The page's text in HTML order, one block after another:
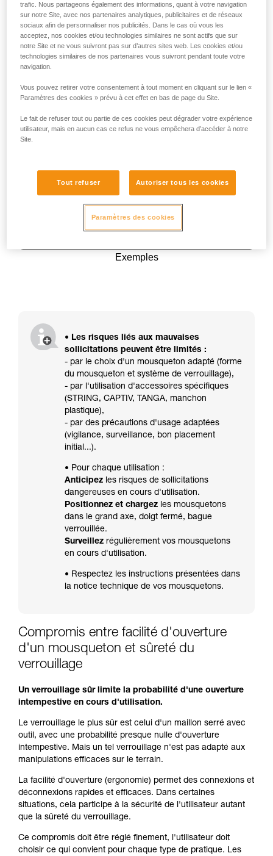
Exemples
• Les risques liés aux mauvaises
sollicitations peuvent être limités :
- par le choix d'un mousqueton adapté (forme
du mousqueton et système de verrouillage),
- par l'utilisation d'accessoires spécifiques
(STRING, CAPTIV, TANGA, manchon
plastique),
- par des précautions d'usage adaptées
(vigilance, surveillance, bon placement
initial...).
• Pour chaque utilisation :
Anticipez les risques de sollicitations
dangereuses en cours d'utilisation.
Positionnez et chargez les mousquetons
dans le grand axe, doigt fermé, bague
verrouillée.
Surveillez régulièrement vos mousquetons
en cours d'utilisation.
• Respectez les instructions présentées dans
la notice technique de vos mousquetons.
Compromis entre facilité d'ouverture
d'un mousqueton et sûreté du
verrouillage
Un verrouillage sûr limite la probabilité d'une ouverture
intempestive en cours d'utilisation.
Le verrouillage le plus sûr est celui d'un maillon serré avec
outil, avec une probabilité presque nulle d'ouverture
intempestive. Mais un tel verrouillage n'est pas adapté aux
manipulations efficaces sur le terrain.
La facilité d'ouverture (ergonomie) permet des connexions et
déconnexions rapides et efficaces. Dans certaines
situations, cela participe à la sécurité de l'utilisateur autant
que la sûreté du verrouillage.
Ce compromis doit être réglé finement, l'utilisateur doit
choisir ce qui convient pour chaque type de pratique. Les
trafic. Nous partageons également des informations, quant à votre navigation
sur notre Site, avec nos partenaires analytiques, publicitaires et de réseaux
sociaux afin de personnaliser nos publicités. Dans le cas où vous les
acceptez, nos cookies et/ou technologies similaires ne sont actifs que sur
notre Site et ne vous suivront pas sur d’autres sites web. Les cookies et/ou
technologies similaires de nos partenaires vous suivront pendant toute votre
navigation.
Vous pouvez retirer votre consentement à tout moment en cliquant sur le lien «
Paramètres des cookies » prévu à cet effet en bas de page du Site.
Le fait de refuser tout ou partie de ces cookies peut dégrader votre expérience
utilisateur, mais en aucun cas ce refus ne vous empêchera d’accéder à notre
Site.
Tout refuser Autoriser tous les cookies
Paramètres des cookies